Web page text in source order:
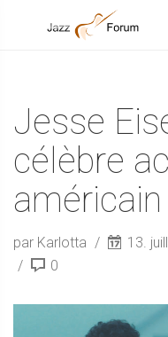
Jesse
célèbre
américain
par Karlotta 13.
0